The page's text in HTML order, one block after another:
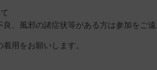
良、風邪の諸症状等がある方は参加をご
着用をお願いします。